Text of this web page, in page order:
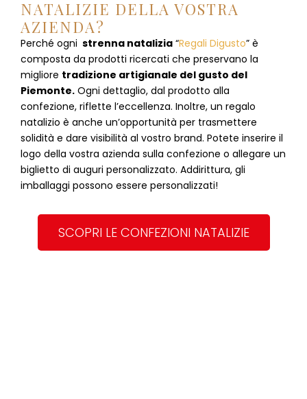
NATALIZIE DELLA VOSTRA
AZIENDA?
Perché ogni strenna natalizia “Regali Digusto” è
composta da prodotti ricercati che preservano la
migliore tradizione artigianale del gusto del
Piemonte. Ogni dettaglio, dal prodotto alla
confezione, riflette l’eccellenza. Inoltre, un regalo
natalizio è anche un’opportunità per trasmettere
solidità e dare visibilità al vostro brand. Potete inserire il
logo della vostra azienda sulla confezione o allegare un
biglietto di auguri personalizzato. Addirittura, gli
imballaggi possono essere personalizzati!
SCOPRI LE CONFEZIONI NATALIZIE